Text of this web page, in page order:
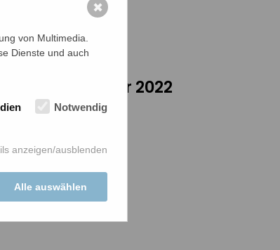
im Jahr 2022
von Multimedia.
Dienste und auch
Notwendig
anzeigen/ausblenden
Alle auswählen
✖